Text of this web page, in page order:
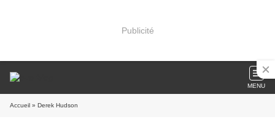
Publicité
MENU
Accueil » Derek Hudson